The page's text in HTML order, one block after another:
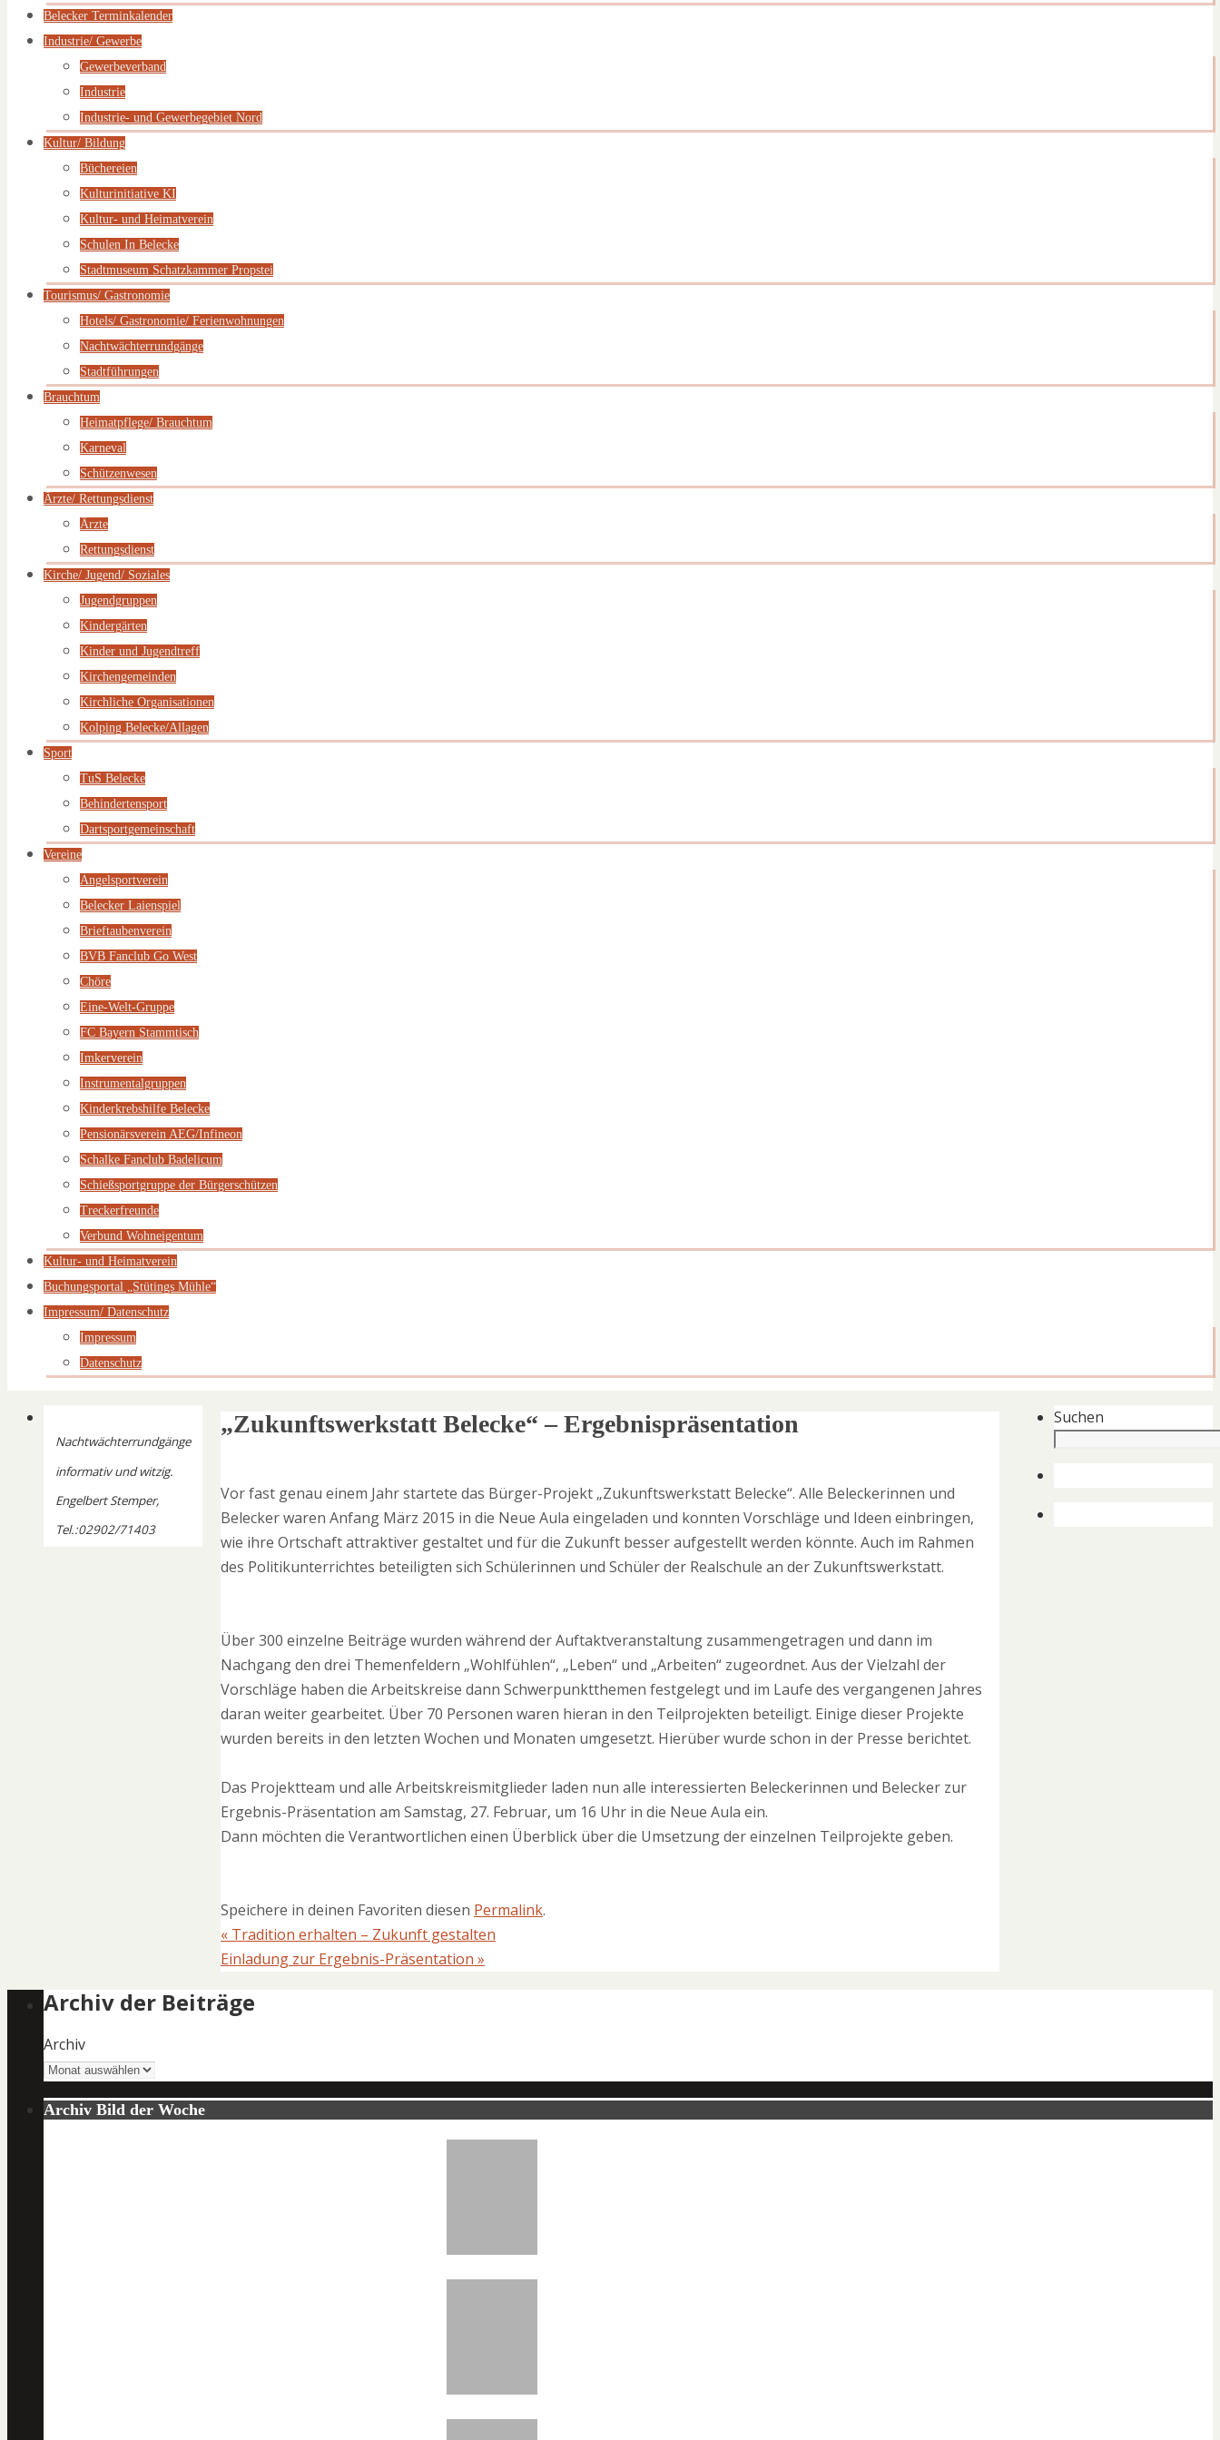
Belecker Terminkalender
Industrie/ Gewerbe
Gewerbeverband
Industrie
Industrie- und Gewerbegebiet Nord
Kultur/ Bildung
Büchereien
Kulturinitiative KI
Kultur- und Heimatverein
Schulen In Belecke
Stadtmuseum Schatzkammer Propstei
Tourismus/ Gastronomie
Hotels/ Gastronomie/ Ferienwohnungen
Nachtwächterrundgänge
Stadtführungen
Brauchtum
Heimatpflege/ Brauchtum
Karneval
Schützenwesen
Ärzte/ Rettungsdienst
Ärzte
Rettungsdienst
Kirche/ Jugend/ Soziales
Jugendgruppen
Kindergärten
Kinder und Jugendtreff
Kirchengemeinden
Kirchliche Organisationen
Kolping Belecke/Allagen
Sport
TuS Belecke
Behindertensport
Dartsportgemeinschaft
Vereine
Angelsportverein
Belecker Laienspiel
Brieftaubenverein
BVB Fanclub Go West
Chöre
Eine-Welt-Gruppe
FC Bayern Stammtisch
Imkerverein
Instrumentalgruppen
Kinderkrebshilfe Belecke
Pensionärsverein AEG/Infineon
Schalke Fanclub Badelicum
Schießsportgruppe der Bürgerschützen
Treckerfreunde
Verbund Wohneigentum
Kultur- und Heimatverein
Buchungsportal „Stütings Mühle“
Impressum/ Datenschutz
Impressum
Datenschutz
„Zukunftswerkstatt Belecke“ – Ergebnispräsentation
Vor fast genau einem Jahr startete das Bürger-Projekt „Zukunftswerkstatt Belecke“. Alle Beleckerinnen und
Belecker waren Anfang März 2015 in die Neue Aula eingeladen und konnten Vorschläge und Ideen einbringen,
wie ihre Ortschaft attraktiver gestaltet und für die Zukunft besser aufgestellt werden könnte. Auch im Rahmen
des Politikunterrichtes beteiligten sich Schülerinnen und Schüler der Realschule an der Zukunftswerkstatt.
Über 300 einzelne Beiträge wurden während der Auftaktveranstaltung zusammengetragen und dann im
Nachgang den drei Themenfeldern „Wohlfühlen“, „Leben“ und „Arbeiten“ zugeordnet. Aus der Vielzahl der
Vorschläge haben die Arbeitskreise dann Schwerpunktthemen festgelegt und im Laufe des vergangenen Jahres
daran weiter gearbeitet. Über 70 Personen waren hieran in den Teilprojekten beteiligt. Einige dieser Projekte
wurden bereits in den letzten Wochen und Monaten umgesetzt. Hierüber wurde schon in der Presse berichtet.
Das Projektteam und alle Arbeitskreismitglieder laden nun alle interessierten Beleckerinnen und Belecker zur
Ergebnis-Präsentation am Samstag, 27. Februar, um 16 Uhr in die Neue Aula ein.
Dann möchten die Verantwortlichen einen Überblick über die Umsetzung der einzelnen Teilprojekte geben.
Speichere in deinen Favoriten diesen Permalink.
« Tradition erhalten – Zukunft gestalten
Einladung zur Ergebnis-Präsentation »
Nachtwächterrundgänge
informativ und witzig.
Engelbert Stemper,
Tel.:02902/71403
Suchen
Archiv der Beiträge
Archiv
Archiv Bild der Woche